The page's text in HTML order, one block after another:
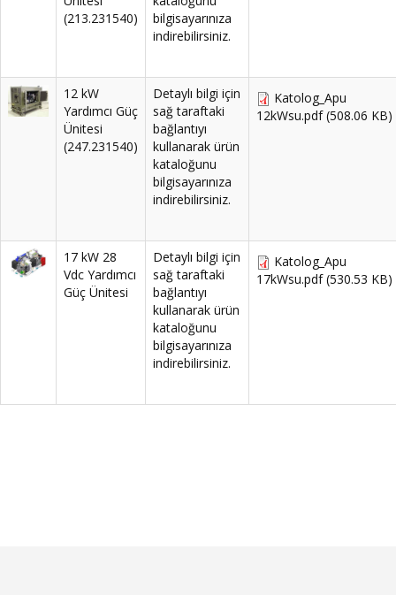
(213.231540)
bilgisayarınıza
indirebilirsiniz.
12 kW
Yardımcı Güç
Ünitesi
(247.231540)
Detaylı bilgi için
sağ taraftaki
bağlantıyı
kullanarak ürün
kataloğunu
bilgisayarınıza
indirebilirsiniz.
Katolog_Apu
12kWsu.pdf (508.06 KB)
17 kW 28
Vdc Yardımcı
Güç Ünitesi
Detaylı bilgi için
sağ taraftaki
bağlantıyı
kullanarak ürün
kataloğunu
bilgisayarınıza
indirebilirsiniz.
Katolog_Apu
17kWsu.pdf (530.53 KB)